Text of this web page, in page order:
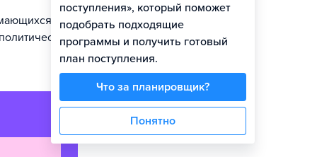
поступления», который поможет
подобрать подходящие
программы и получить готовый
план поступления.
Что за планировщик?
Понятно